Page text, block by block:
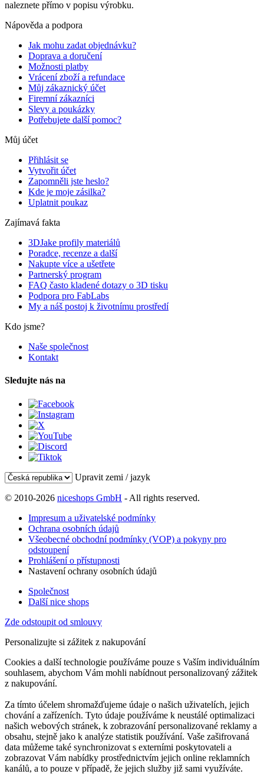
naleznete přímo v popisu výrobku.
Nápověda a podpora
Jak mohu zadat objednávku?
Doprava a doručení
Možnosti platby
Vrácení zboží a refundace
Můj zákaznický účet
Firemní zákazníci
Slevy a poukázky
Potřebujete další pomoc?
Můj účet
Přihlásit se
Vytvořit účet
Zapomněli jste heslo?
Kde je moje zásilka?
Uplatnit poukaz
Zajímavá fakta
3DJake profily materiálů
Poradce, recenze a další
Nakupte více a ušetřete
Partnerský program
FAQ často kladené dotazy o 3D tisku
Podpora pro FabLabs
My a náš postoj k životnímu prostředí
Kdo jsme?
Naše společnost
Kontakt
Sledujte nás na
Upravit zemi / jazyk
© 2010-2026 niceshops GmbH - All rights reserved.
Impresum a uživatelské podmínky
Ochrana osobních údajů
Všeobecné obchodní podmínky (VOP) a pokyny pro
odstoupení
Prohlášení o přístupnosti
Nastavení ochrany osobních údajů
Společnost
Další nice shops
Zde odstoupit od smlouvy
Personalizujte si zážitek z nakupování
Cookies a další technologie používáme pouze s Vaším individuálním
souhlasem, abychom Vám mohli nabídnout personalizovaný zážitek
z nakupování.
Za tímto účelem shromažďujeme údaje o našich uživatelích, jejich
chování a zařízeních. Tyto údaje používáme k neustálé optimalizaci
našich webových stránek, k zobrazování personalizované reklamy a
obsahu, stejně jako k analýze statistik používání. Vaše zašifrovaná
data můžeme také synchronizovat s externími poskytovateli a
zobrazovat Vám nabídky prostřednictvím jejich online reklamních
kanálů, a to pouze v případě, že jejich služby již sami využíváte.